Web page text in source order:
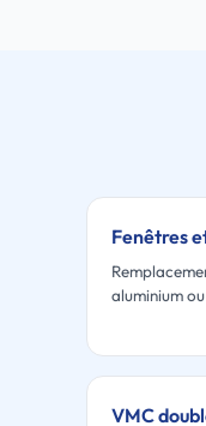
Fenêtres
aluminium
VMC